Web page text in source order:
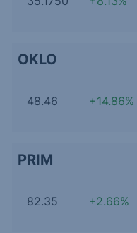
OKLO
48.46 +14.86%
PRIM
82.35 +2.66%